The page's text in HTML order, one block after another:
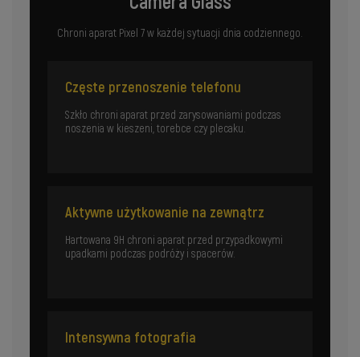
Chroni aparat Pixel 7 w każdej sytuacji dnia codziennego.
Częste przenoszenie telefonu
Szkło chroni aparat przed zarysowaniami podczas
noszenia w kieszeni, torebce czy plecaku.
Aktywne użytkowanie na zewnątrz
Hartowana 9H chroni aparat przed przypadkowymi
upadkami podczas podróży i spacerów.
Intensywna fotografia